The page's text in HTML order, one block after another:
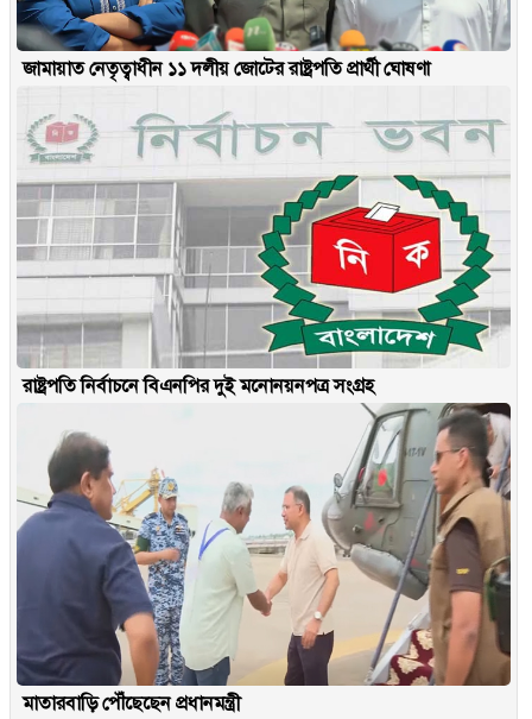
জামায়াত নেতৃত্বাধীন ১১ দলীয় জোটের রাষ্ট্রপতি প্রার্থী ঘোষণা
রাষ্ট্রপতি নির্বাচনে বিএনপির দুই মনোনয়নপত্র সংগ্রহ
মাতারবাড়ি পৌঁছেছেন প্রধানমন্ত্রী